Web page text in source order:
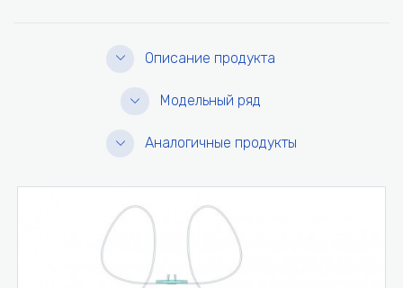
Описание продукта
Модельный ряд
Аналогичные продукты